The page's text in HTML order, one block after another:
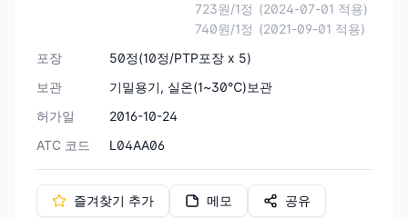
723원/1정 (2024-07-01 적용)
740원/1정 (2021-09-01 적용)
포장
50정(10정/PTP포장 x 5)
보관
기밀용기, 실온(1~30℃)보관
허가일
2016-10-24
ATC 코드
L04AA06
즐겨찾기 추가 메모 공유